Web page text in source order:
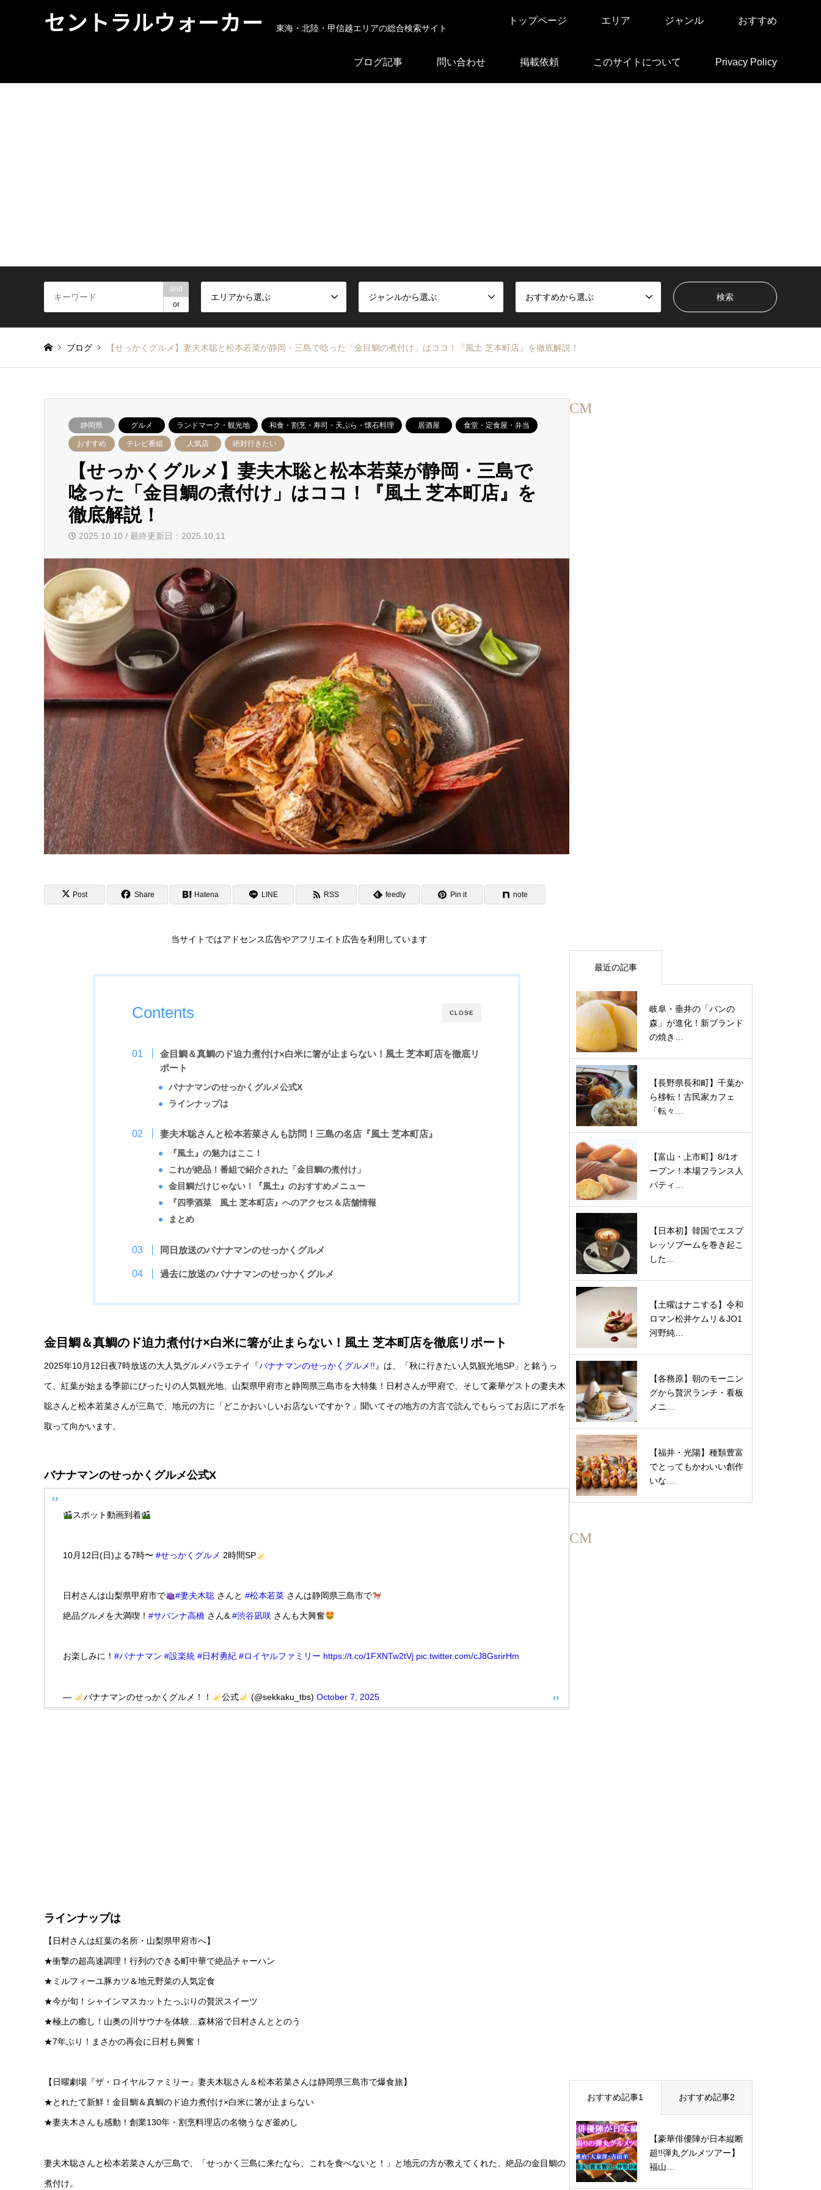
セントラルウォーカー 東海・北陸・甲信越エリアの総合検索サイト
トップページ エリア ジャンル おすすめ
ブログ記事 問い合わせ 掲載依頼 このサイトについて Privacy Policy
and
or
エリアから選ぶ ジャンルから選ぶ おすすめから選ぶ
ブログ 【せっかくグルメ】妻夫木聡と松本若菜が静岡・三島で唸った「金目鯛の煮付け」はココ！『風土 芝本町店』を徹底解説！
静岡県 グルメ ランドマーク・観光地 和食・割烹・寿司・天ぷら・懐石料理 居酒屋 食堂・定食屋・弁当
おすすめ テレビ番組 人気店 絶対行きたい
【せっかくグルメ】妻夫木聡と松本若菜が静岡・三島で
唸った「金目鯛の煮付け」はココ！『風土 芝本町店』を
徹底解説！
2025.10.10 / 最終更新日：2025.10.11
Post Share Hatena LINE RSS feedly Pin it note
当サイトではアドセンス広告やアフリエイト広告を利用しています
CLOSE
Contents
金目鯛＆真鯛のド迫力煮付け×白米に箸が止まらない！風土 芝本町店を徹底リ
ポート
バナナマンのせっかくグルメ公式X
ラインナップは
妻夫木聡さんと松本若菜さんも訪問！三島の名店『風土 芝本町店』
『風土』の魅力はここ！
これが絶品！番組で紹介された「金目鯛の煮付け」
金目鯛だけじゃない！『風土』のおすすめメニュー
『四季酒菜
風土 芝本町店』へのアクセス＆店舗情報
まとめ
同日放送のバナナマンのせっかくグルメ
過去に放送のバナナマンのせっかくグルメ
金目鯛＆真鯛のド迫力煮付け×白米に箸が止まらない！風土 芝本町店を徹底リポート
2025年10月12日夜7時放送の大人気グルメバラエテイ『バナナマンのせっかくグルメ!! 』は、「秋に行きたい人気観光地SP」と銘うっ
て、紅葉が始まる季節にぴったりの人気観光地、山梨県甲府市と静岡県三島市を大特集！日村さんが甲府で、そして豪華ゲストの妻夫木
聡さんと松本若菜さんが三島で、地元の方に「どこかおいしいお店ないですか？」聞いてその地方の方言で読んでもらってお店にアポを
取って向かいます。
バナナマンのせっかくグルメ公式X
スポット動画到着
10月12日(日)よる7時〜 #せっかくグルメ 2時間SP
日村さんは山梨県甲府市で #妻夫木聡さんと #松本若菜さんは静岡県三島市で
絶品グルメを大満喫！ #サバンナ高橋 さん&#渋谷凪咲 さんも大興奮
お楽しみに！ #バナナマン #設楽統 #日村勇紀 #ロイヤルファミリー https://t.co/1FXNTw2tVj pic.twitter.com/cJ8GsrirHm
— バナナマンのせっかくグルメ！！ 公式 (@sekkaku_tbs) October 7, 2025
ラインナップは
【日村さんは紅葉の名所・山梨県甲府市へ】
★衝撃の超高速調理！行列のできる町中華で絶品チャーハン
★ミルフィーユ豚カツ＆地元野菜の人気定食
★今が旬！シャインマスカットたっぷりの贅沢スイーツ
★極上の癒し！山奥の川サウナを体験…森林浴で日村さんととのう
★7年ぶり！まさかの再会に日村も興奮！
【日曜劇場『ザ・ロイヤルファミリー』妻夫木聡さん＆松本若菜さんは静岡県三島市で爆食旅】
★とれたて新鮮！金目鯛＆真鯛のド迫力煮付け×白米に箸が止まらない
★妻夫木さんも感動！創業130年・割烹料理店の名物うなぎ釜めし
妻夫木聡さんと松本若菜さんが三島で、「せっかく三島に来たなら、これを食べないと！」と地元の方が教えてくれた、絶品の金目鯛の
煮付け。
CM
最近の記事
岐阜・垂井の「パンの
森」が進化！新ブランド
の焼き…
【長野県長和町】千葉か
ら移転！古民家カフェ
「転々…
【富山・上市町】8/1オ
ープン！本場フランス人
パティ…
【日本初】韓国でエスプ
レッソブームを巻き起こ
した…
【土曜はナニする】令和
ロマン松井ケムリ＆JO1
河野純…
【各務原】朝のモーニン
グから贅沢ランチ・看板
メニ…
【福井・光陽】種類豊富
でとってもかわいい創作
いな…
CM
おすすめ記事1 おすすめ記事2
【豪華俳優陣が日本縦断
超!!弾丸グルメツアー】
福山…